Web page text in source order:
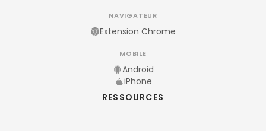
NAVIGATEUR
Extension Chrome
MOBILE
Android
iPhone
RESSOURCES